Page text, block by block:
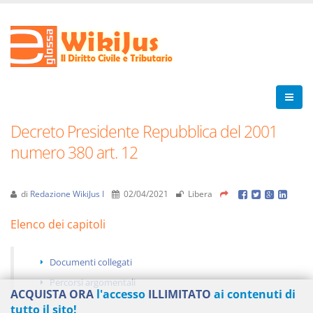
Decreto Presidente Repubblica del 2001
numero 380 art. 12
di Redazione WikiJus I 02/04/2021 Libera
Elenco dei capitoli
Documenti collegati
Percorsi argomentali
ACQUISTA ORA l'accesso ILLIMITATO ai contenuti di
tutto il sito!